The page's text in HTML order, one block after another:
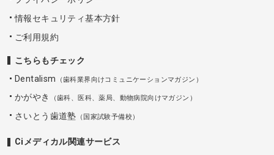
情報セキュリティ基本方針
ご利用規約
こちらもチェック
Dentalism
（歯科業界向けコミュニケーションマガジン）
かがやき （歯科、医科、薬局、動物病院向けマガジン）
さいとう歯道塾 （国家試験予備校）
Ciメディカル関連サービス